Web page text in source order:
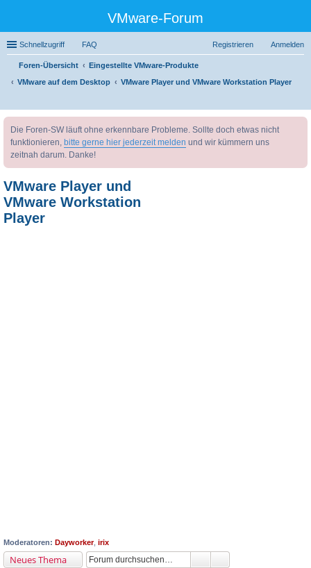
VMware-Forum
Schnellzugriff FAQ Anmelden
Registrieren
Foren-Übersicht
Eingestellte VMware-Produkte
VMware auf dem Desktop
VMware Player und VMware Workstation Player
uc
Die Foren-SW läuft ohne erkennbare Probleme. Sollte doch etwas nicht
funktionieren, bitte gerne hier jederzeit melden und wir kümmern uns
zeitnah darum. Danke!
VMware Player und
VMware Workstation
Player
Moderatoren: Dayworker, irix
Neues Thema